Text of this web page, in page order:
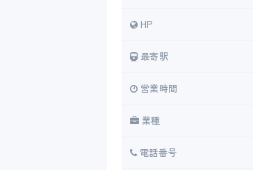
HP
最寄駅
営業時間
業種
電話番号